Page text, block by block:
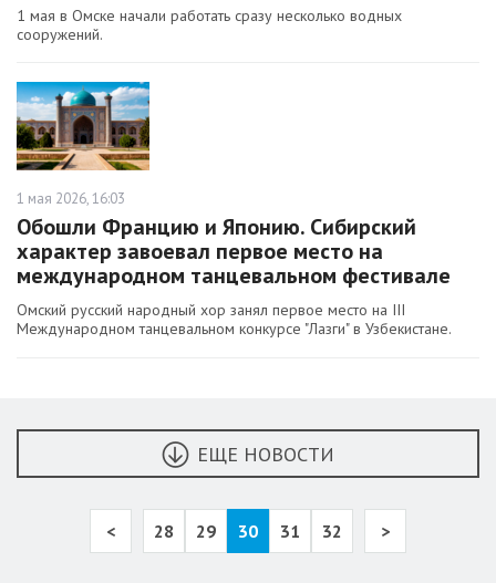
1 мая в Омске начали работать сразу несколько водных
сооружений.
1 мая 2026, 16:03
Обошли Францию и Японию. Сибирский
характер завоевал первое место на
международном танцевальном фестивале
Омский русский народный хор занял первое место на III
Международном танцевальном конкурсе "Лазги" в Узбекистане.
ЕЩЕ НОВОСТИ
< 28 29 30 31 32 >